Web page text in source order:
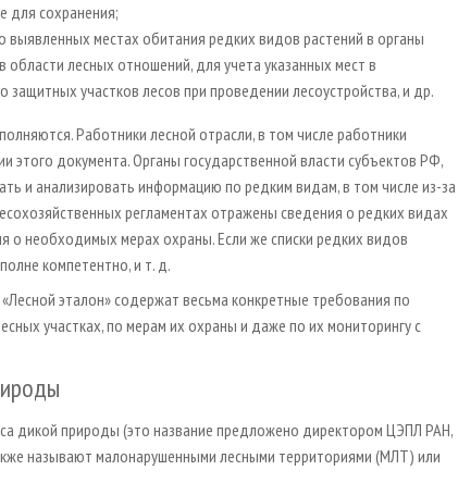
для сохранения;
местах обитания редких видов растений в органы
лесных отношений, для учета указанных мест в
участков лесов при проведении лесоустройства, и др.
Работники лесной отрасли, в том числе работники
этого документа. Органы государственной власти субъектов РФ,
и анализировать информацию по редким видам, в том числе из-за
регламентах отражены сведения о редких видах
о необходимых мерах охраны. Если же списки редких видов
компетентно, и т. д.
эталон» содержат весьма конкретные требования по
участках, по мерам их охраны и даже по их мониторингу с
дикой природы (это название предложено директором ЦЭПЛ РАН,
называют малонарушенными лесными территориями (МЛТ) или